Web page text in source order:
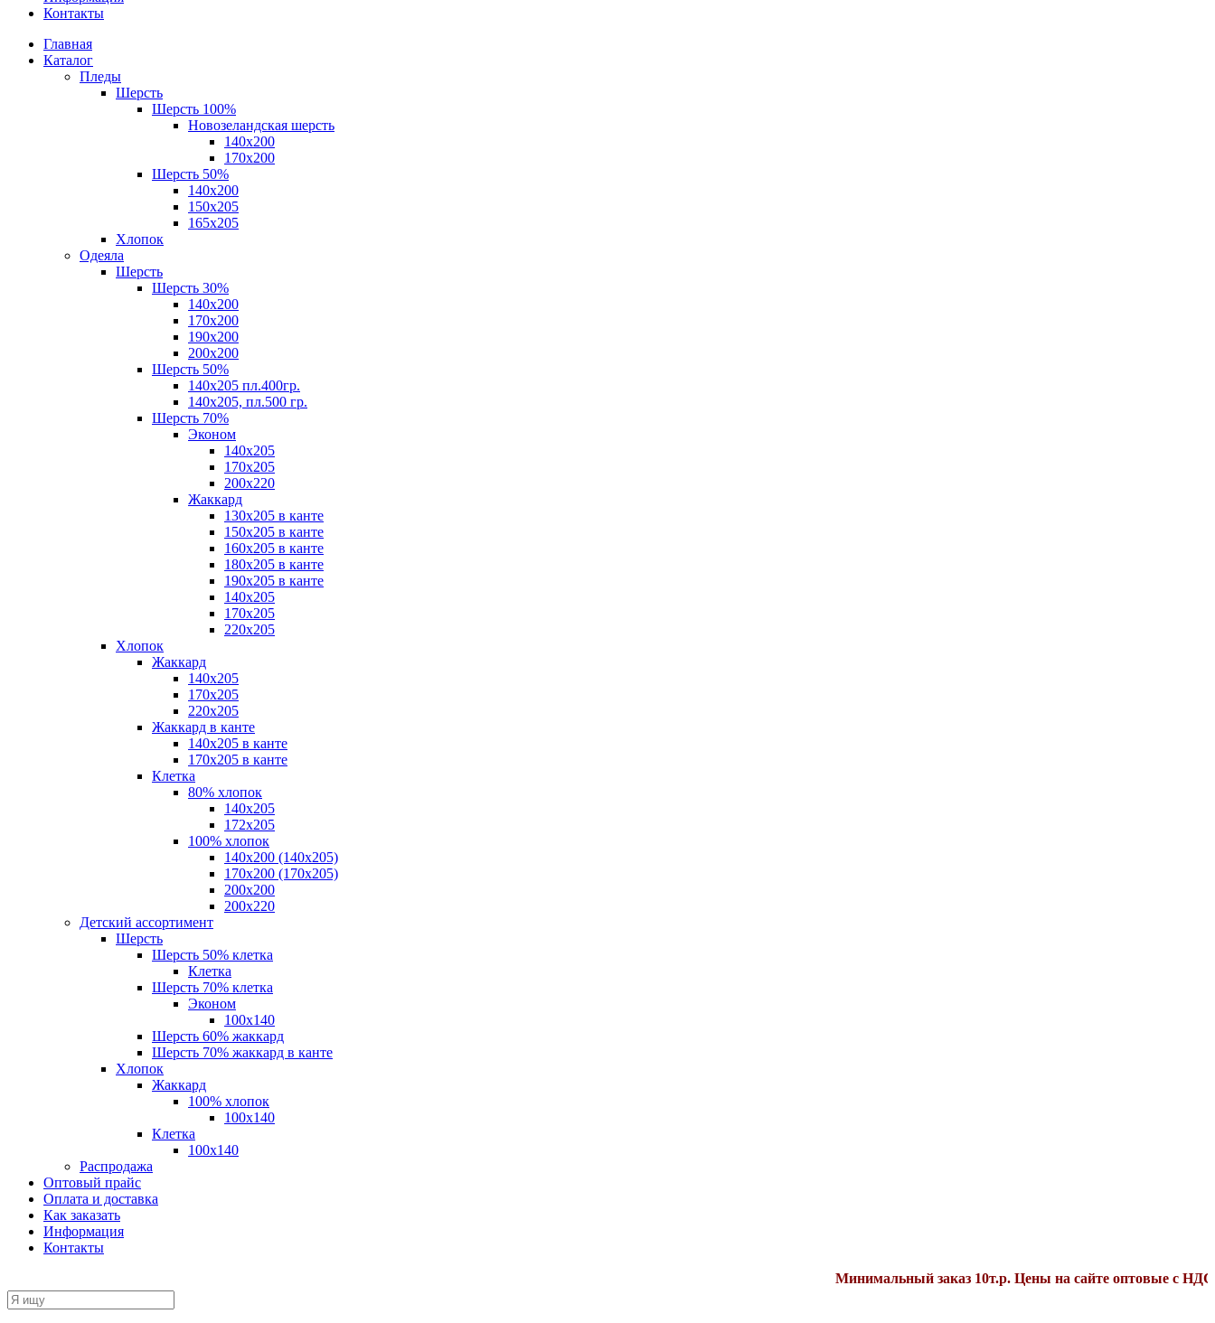
Контакты
Главная
Каталог
Пледы
Шерсть
Шерсть 100%
Новозеландская шерсть
140х200
170x200
Шерсть 50%
140x200
150х205
165х205
Хлопок
Одеяла
Шерсть
Шерсть 30%
140х200
170х200
190х200
200х200
Шерсть 50%
140х205 пл.400гр.
140х205, пл.500 гр.
Шерсть 70%
Эконом
140х205
170х205
200х220
Жаккард
130х205 в канте
150х205 в канте
160х205 в канте
180х205 в канте
190х205 в канте
140х205
170х205
220х205
Хлопок
Жаккард
140x205
170х205
220х205
Жаккард в канте
140х205 в канте
170х205 в канте
Клетка
80% хлопок
140x205
172х205
100% хлопок
140x200 (140х205)
170x200 (170х205)
200х200
200х220
Детский ассортимент
Шерсть
Шерсть 50% клетка
Клетка
Шерсть 70% клетка
Эконом
100x140
Шерсть 60% жаккард
Шерсть 70% жаккард в канте
Хлопок
Жаккард
100% хлопок
100x140
Клетка
100х140
Распродажа
Оптовый прайс
Оплата и доставка
Как заказать
Информация
Контакты
Минимальный заказ 10т.р. Цены на сайте оптовые с